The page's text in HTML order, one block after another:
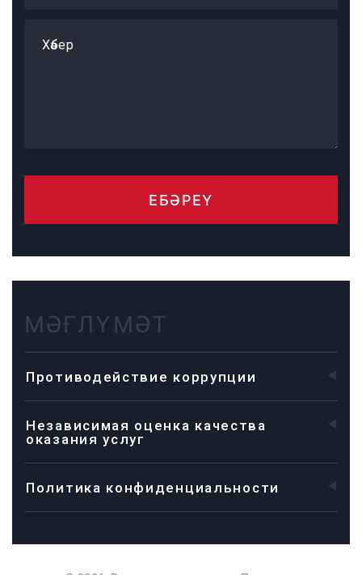
Хәбер
ЕБӘРЕҮ
МӘҒЛҮМӘТ
Противодействие коррупции
Независимая оценка качества
оказания услуг
Политика конфиденциальности